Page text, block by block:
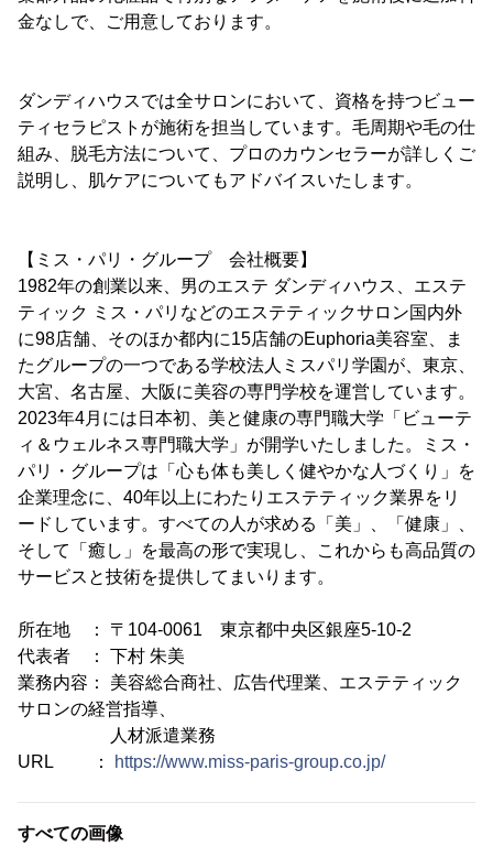
金なしで、ご用意しております。
ダンディハウスでは全サロンにおいて、資格を持つビュー
ティセラピストが施術を担当しています。毛周期や毛の仕
組み、脱毛方法について、プロのカウンセラーが詳しくご
説明し、肌ケアについてもアドバイスいたします。
【ミス・パリ・グループ 会社概要】
1982年の創業以来、男のエステ ダンディハウス、エステ
ティック ミス・パリなどのエステティックサロン国内外
に98店舗、そのほか都内に15店舗のEuphoria美容室、ま
たグループの一つである学校法人ミスパリ学園が、東京、
大宮、名古屋、大阪に美容の専門学校を運営しています。
2023年4月には日本初、美と健康の専門職大学「ビューテ
ィ＆ウェルネス専門職大学」が開学いたしました。ミス・
パリ・グループは「心も体も美しく健やかな人づくり」を
企業理念に、40年以上にわたりエステティック業界をリ
ードしています。すべての人が求める「美」、「健康」、
そして「癒し」を最高の形で実現し、これからも高品質の
サービスと技術を提供してまいります。
所在地 ： 〒104-0061 東京都中央区銀座5-10-2
代表者 ： 下村 朱美
業務内容： 美容総合商社、広告代理業、エステティック
サロンの経営指導、
人材派遣業務
URL ：
https://www.miss-paris-group.co.jp/
すべての画像